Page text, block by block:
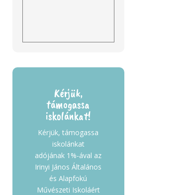
Kérjük,
támogassa
iskolánkat!
Kérjük, támogassa
iskolánkat
adójának 1%-ával az
Irinyi János Általános
és Alapfokú
Művészeti Iskoláért